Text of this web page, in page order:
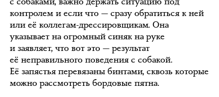
контролем и если что — сразу обратиться к ней
или её коллегам-дрессировщикам. Она
указывает на огромный синяк на руке
и заявляет, что вот это — результат
её неправильного поведения с собакой.
Её запястья перевязаны бинтами, сквозь которые
можно рассмотреть бордовые пятна.